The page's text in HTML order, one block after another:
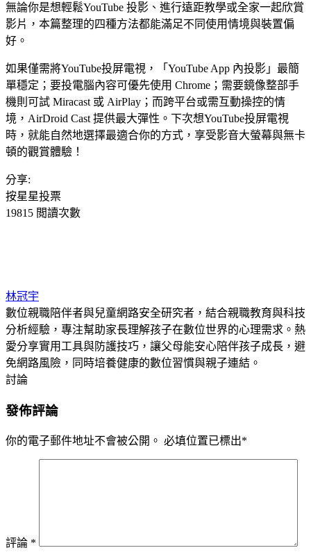
無論你是想輕鬆YouTube 投影、進行遠距教學或全家一起欣賞
影片，本篇整理的四種方法都能滿足不同使用情境與裝置偏
好。
如果僅需將YouTube投屏電視，「YouTube App 內投影」最簡
單穩定；要投電腦內容可優先使用 Chrome；需要鏡像整部手
機則可試 Miracast 或 AirPlay；而跨平台或需互動操控的情
境，AirDroid Cast 提供最大彈性。下次想YouTube投屏電視
時，就能自然地選擇最適合你的方式，享受影音大螢幕與無卡
頓的觀賞體驗！
分享:
按星星投票
19815 閲讀次數
林冠宇
數位親職陪伴者與兒童網路安全研究者，結合親職教育與科技
分析經驗，專注幫助家長理解孩子在數位世界的心理需求。熱
愛分享實用工具與防護技巧，讓父母能安心陪伴孩子成長，避
免網路風險，同時培養健康的數位習慣與親子連結。
討論
發佈評論
你的電子郵件地址不會被公開。 必填位置已標出*
評論 *